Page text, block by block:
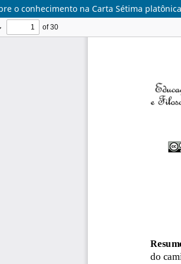
o conhecimento na Carta Sétima platônica